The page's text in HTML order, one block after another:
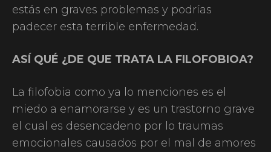
estás en graves problemas y podrías
padecer esta terrible enfermedad.
ASÍ QUÉ ¿DE QUE TRATA LA FILOFOBIOA?
La filofobia como ya lo menciones es el
miedo a enamorarse y es un trastorno grave
el cual es desencadeno por lo traumas
emocionales causados por el mal de amores